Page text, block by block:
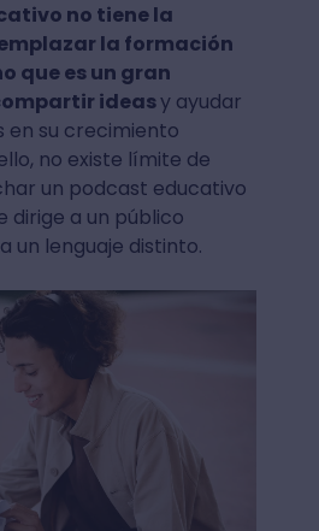
no tiene la
la formación
que es un gran
ideasy ayudar
en su crecimiento
no existe límite de
un podcast educativo
dirige a un público
un lenguaje distinto.